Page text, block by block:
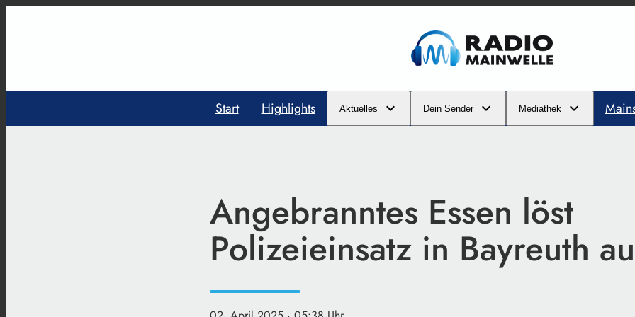
Start Highlights Aktuelles Dein Sender Mediathek
Angebranntes Essen löst
Polizeieinsatz in Bayreuth